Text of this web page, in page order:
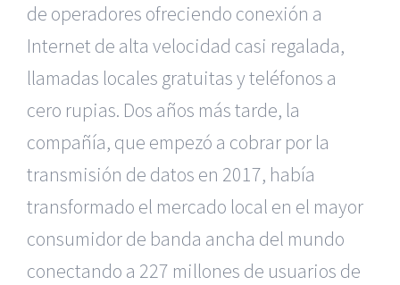
de operadores ofreciendo conexión a
Internet de alta velocidad casi regalada,
llamadas locales gratuitas y teléfonos a
cero rupias. Dos años más tarde, la
compañía, que empezó a cobrar por la
transmisión de datos en 2017, había
transformado el mercado local en el mayor
consumidor de banda ancha del mundo
conectando a 227 millones de usuarios de